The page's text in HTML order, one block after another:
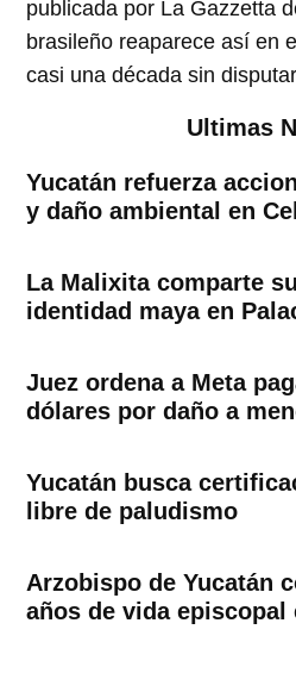
publicada por La Gazzetta
brasileño reaparece así en
casi una década sin
Ultimas
Yucatán refuerza
y daño ambiental en
La Malixita comparte
identidad maya en
Juez ordena a Meta
dólares por daño a
Yucatán busca
libre de paludismo
Arzobispo de Yucatán
años de vida episcopal